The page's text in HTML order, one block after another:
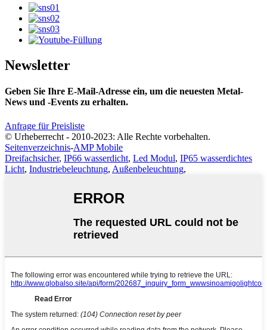
Newsletter
Geben Sie Ihre E-Mail-Adresse ein, um die neuesten Metal-
News und -Events zu erhalten.
Anfrage für Preisliste
© Urheberrecht - 2010-2023: Alle Rechte vorbehalten.
Seitenverzeichnis-AMP Mobile
Dreifachsicher, IP66 wasserdicht, Led Modul, IP65 wasserdichtes
Licht, Industriebeleuchtung, Außenbeleuchtung,